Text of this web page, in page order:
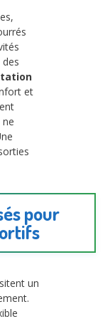
et
pour
un